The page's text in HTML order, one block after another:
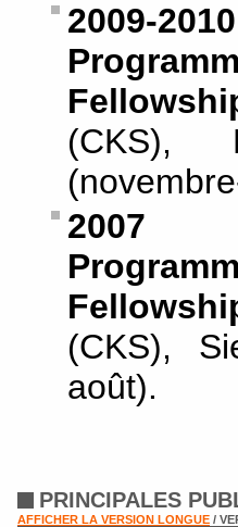
2009-2010
(CKS),
2007
(CKS),
août).
PRINCIPALES
AFFICHER LA VERSION LONGUE /